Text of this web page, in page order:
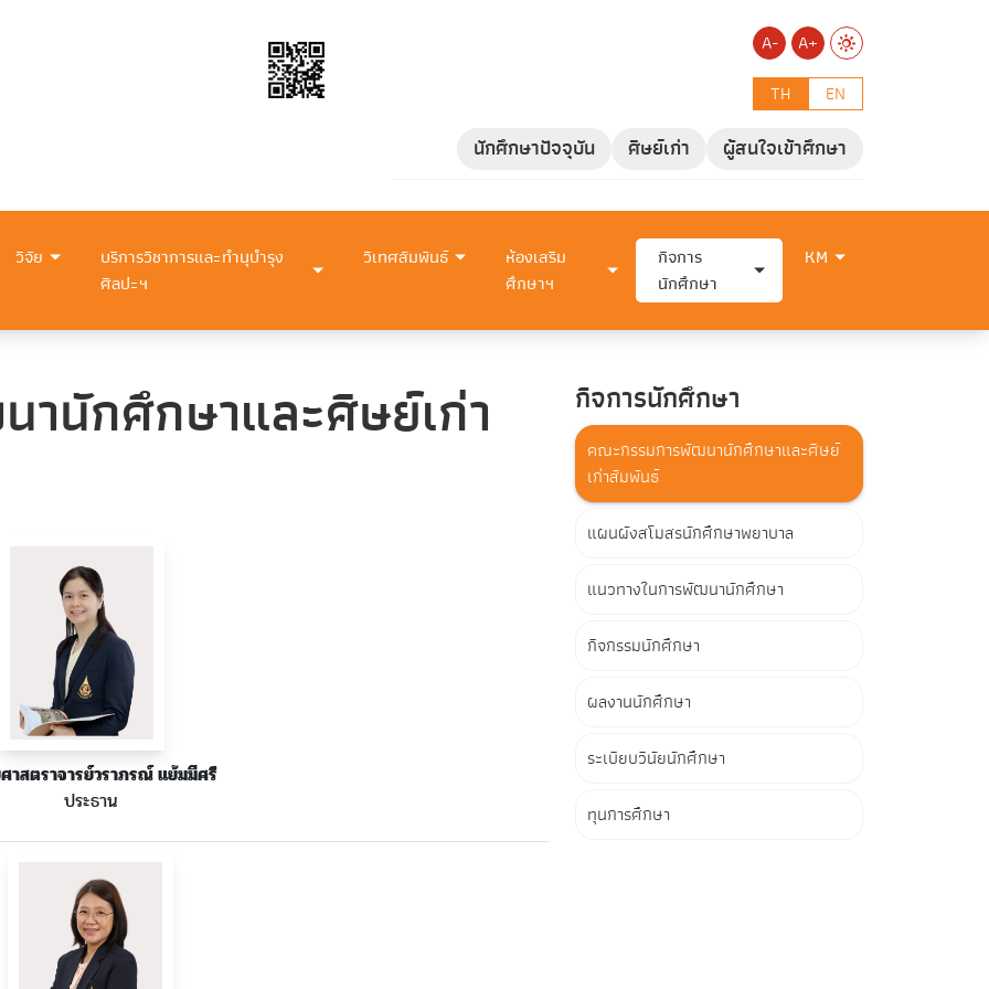
A-
A+
TH
EN
นักศึกษาปัจจุบัน ศิษย์เก่า ผู้สนใจเข้าศึกษา
วิจัย
บริการวิชาการและทำนุบำรุง
ศิลปะฯ
วิเทศสัมพันธ์
ห้องเสริม
ศึกษาฯ
กิจการ
นักศึกษา
KM
นักศึกษาและศิษย์เก่า
าสตราจารย์วราภรณ์ แย้มมีศรี
ประธาน
กิจการนักศึกษา
คณะกรรมการพัฒนานักศึกษาและศิษย์
เก่าสัมพันธ์
แผนผังสโมสรนักศึกษาพยาบาล
แนวทางในการพัฒนานักศึกษา
กิจกรรมนักศึกษา
ผลงานนักศึกษา
ระเบียบวินัยนักศึกษา
ทุนการศึกษา